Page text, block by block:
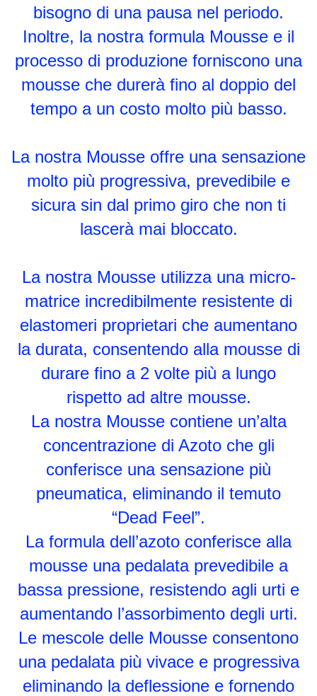
bisogno di una pausa nel periodo.
Inoltre, la nostra formula Mousse e il
processo di produzione forniscono una
mousse che durerà fino al doppio del
tempo a un costo molto più basso.
La nostra Mousse offre una sensazione
molto più progressiva, prevedibile e
sicura sin dal primo giro che non ti
lascerà mai bloccato.
La nostra Mousse utilizza una micro-
matrice incredibilmente resistente di
elastomeri proprietari che aumentano
la durata, consentendo alla mousse di
durare fino a 2 volte più a lungo
rispetto ad altre mousse.
La nostra Mousse contiene un’alta
concentrazione di Azoto che gli
conferisce una sensazione più
pneumatica, eliminando il temuto
“Dead Feel”.
La formula dell’azoto conferisce alla
mousse una pedalata prevedibile a
bassa pressione, resistendo agli urti e
aumentando l’assorbimento degli urti.
Le mescole delle Mousse consentono
una pedalata più vivace e progressiva
eliminando la deflessione e fornendo